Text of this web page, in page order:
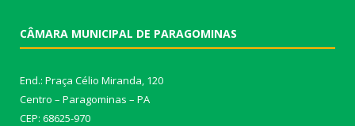
CÂMARA MUNICIPAL DE PARAGOMINAS
End.: Praça Célio Miranda, 120
Centro – Paragominas – PA
CEP: 68625-970